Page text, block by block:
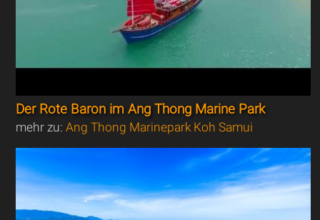
Der Rote Baron im Ang Thong Marine Park
mehr zu:Ang Thong Marinepark Koh Samui